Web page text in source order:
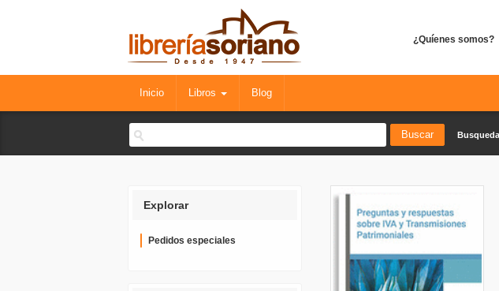
¿Quíenes somos?
Inicio Libros Blog
Explorar
Pedidos especiales